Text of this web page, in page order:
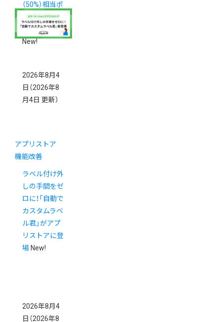
（50%）相当ポ
イント還元」
キャンペーン
New!
2026年8月4
日 （2026年8
月4日 更新）
アプリストア
機能改善
ラベル付け外
しの手間をゼ
ロに！「自動で
カスタムラベ
ル君」がアプ
リストアに登
場 New!
2026年8月4
日 （2026年8